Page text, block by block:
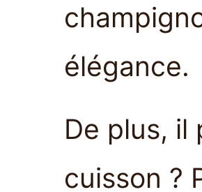
élégance.
De plus, il
cuisson ?